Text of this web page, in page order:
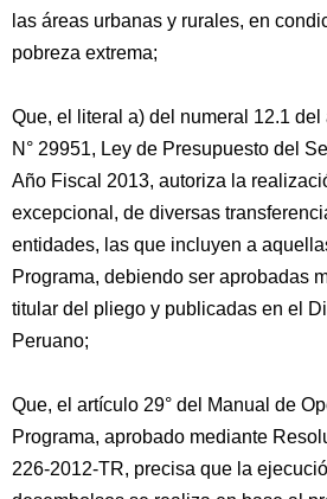
las áreas urbanas y rurales, en
pobreza extrema;
Que, el literal a) del numeral 12.1 del
N° 29951, Ley de Presupuesto del
Año Fiscal 2013, autoriza la
excepcional, de diversas
entidades, las que incluyen a
Programa, debiendo ser aprobadas
titular del pliego y publicadas en el
Peruano;
Que, el artículo 29° del Manual de
Programa, aprobado mediante
226-2012-TR, precisa que la